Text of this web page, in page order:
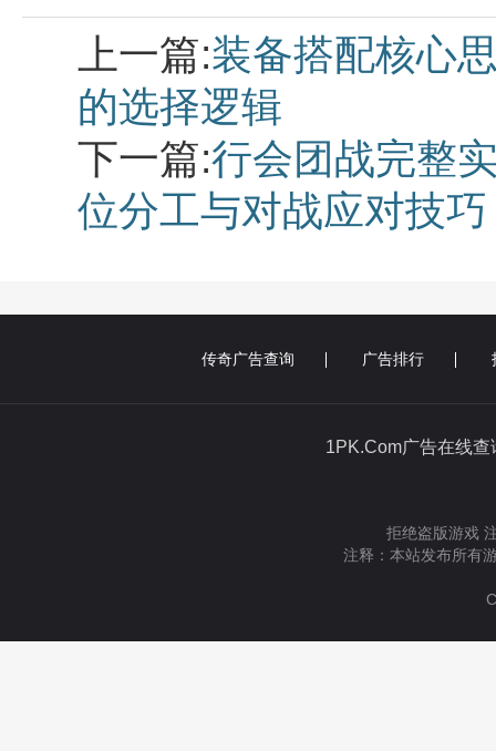
上一篇:装备搭配核心
的选择逻辑
下一篇:行会团战完整
位分工与对战应对技巧
传奇广告查询 广告排行
1PK.Com广告在
拒绝盗版游戏
注释：本站发布所有